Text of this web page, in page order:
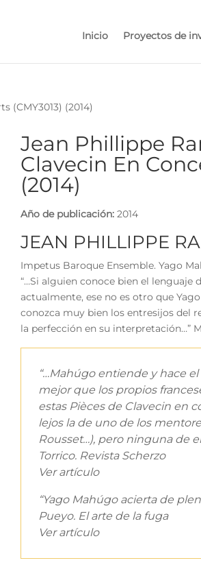
Inicio Proyectos de
(CMY3013) (2014)
Jean Phillippe
Clavecin En
(2014)
Año de publicación:2014
JEAN PHILLIPPE
Impetus Baroque Ensemble. Yago
“…Si alguien conoce bien el lenguaje
actualmente, ese no es otro que
conozca muy bien los entresijos del
la perfección en su interpretación…”
“…Mahúgo entiende y hace
mejor que los propios
estas Pièces de Clavecin en
lejos la de uno de los
Rousset…), pero ninguna de
Torrico. Revista Scherzo
Ver artículo
“Yago Mahúgo acierta de
Pueyo. El arte de la fuga
Ver artículo